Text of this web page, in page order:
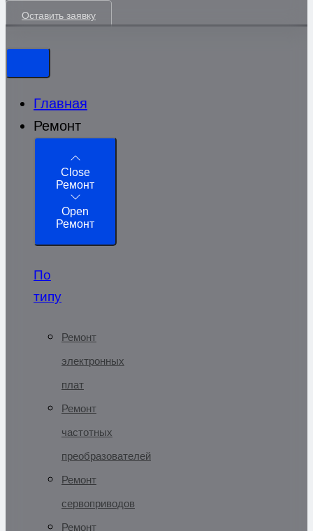
Оставить заявку
Главная
Ремонт
Close
Ремонт
Open
Ремонт
По
типу
Ремонт
электронных
плат
Ремонт
частотных
преобразователей
Ремонт
сервоприводов
Ремонт